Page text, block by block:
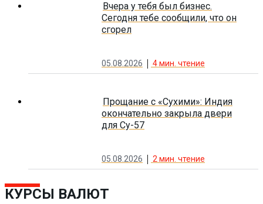
Вчера у тебя был бизнес.
Сегодня тебе сообщили, что он
сгорел
05.08.2026 4мин. чтение
Прощание с «Сухими»: Индия
окончательно закрыла двери
для Су-57
05.08.2026 2 мин. чтение
КУРСЫ ВАЛЮТ